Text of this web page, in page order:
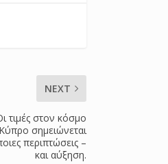
NEXT
τιμές στον κόσμο
σημειώνεται
περιπτώσεις –
και αύξηση.